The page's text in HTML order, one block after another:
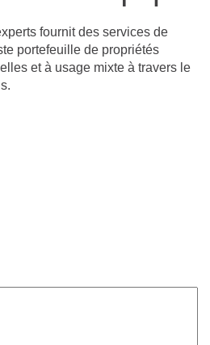
fournit des services de
portefeuille de propriétés
et à usage mixte à travers le